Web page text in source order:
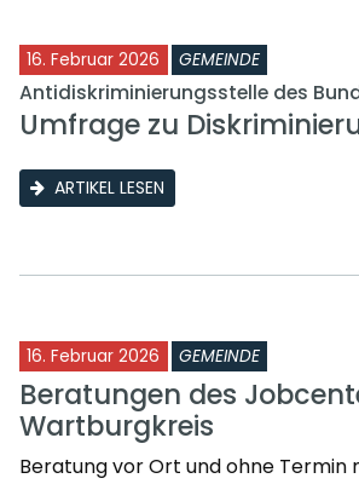
16. Februar 2026 GEMEINDE
Antidiskriminierungsstelle des
Umfrage zu
ARTIKEL LESEN
16. Februar 2026 GEMEINDE
Beratungen des
Wartburgkreis
Beratung vor Ort und ohne Termin